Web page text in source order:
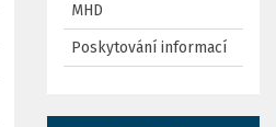
MHD
Poskytování informací